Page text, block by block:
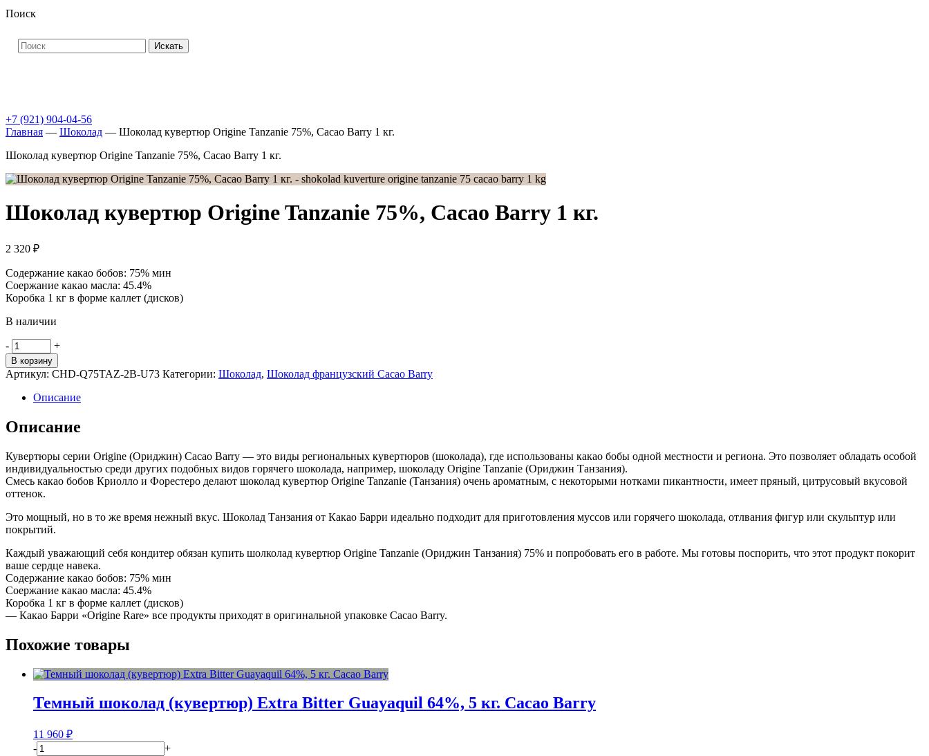
Поиск
Искать
+7 (921) 904-04-56
Главная — Шоколад — Шоколад кувертюр Origine Tanzanie 75%, Cacao Barry 1 кг.
Шоколад кувертюр Origine Tanzanie 75%, Cacao Barry 1 кг.
Шоколад кувертюр Origine Tanzanie 75%, Cacao Barry 1 кг.
2 320 ₽
Содержание какао бобов: 75% мин
Соержание какао масла: 45.4%
Коробка 1 кг в форме каллет (дисков)
В наличии
Количество
товара
Шоколад
кувертюр
Origine
Tanzanie
75%,
Cacao
1
кг.
- +
В корзину
Артикул: CHD-Q75TAZ-2B-U73 Категории: Шоколад, Шоколад французский Cacao Barry
Описание
Описание
Кувертюры серии Origine (Ориджин) Cacao Barry — это виды региональных кувертюров (шоколада), где использованы какао бобы одной местности и региона. Это позволяет обладать особой
индивидуальностью среди других подобных видов горячего шоколада, например, шоколаду Origine Tanzanie (Ориджин Танзания).
Смесь какао бобов Криолло и Форестеро делают шоколад кувертюр Origine Tanzanie (Танзания) очень ароматным, с некоторыми нотками пикантности, имеет пряный, цитрусовый вкусовой
оттенок.
Это мощный, но в то же время нежный вкус. Шоколад Танзания от Какао Барри идеально подходит для приготовления муссов или горячего шоколада, отлвания фигур или скульптур или
покрытий.
Каждый уважающий себя кондитер обязан купить шолколад кувертюр Origine Tanzanie (Ориджин Танзания) 75% и попробовать его в работе. Мы готовы поспорить, что этот продукт покорит
ваше сердце навека.
Содержание какао бобов: 75% мин
Соержание какао масла: 45.4%
Коробка 1 кг в форме каллет (дисков)
— Какао Барри «Origine Rare» все продукты приходят в оригинальной упаковке Cacao Barry.
Похожие товары
Темный шоколад (кувертюр) Extra Bitter Guayaquil 64%, 5 кг. Cacao Barry
11 960 ₽
-
+